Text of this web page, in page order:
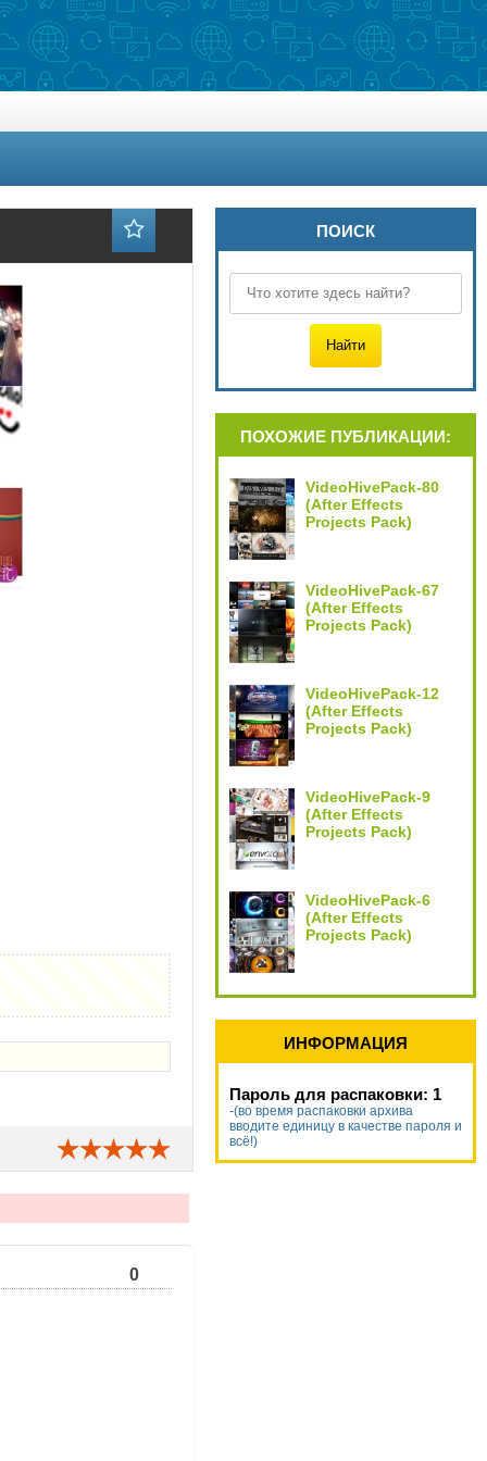
0
ПОИСК
ПОХОЖИЕ ПУБЛИКАЦИИ:
VideoHivePack-80
(After Effects
Projects Pack)
VideoHivePack-67
(After Effects
Projects Pack)
VideoHivePack-12
(After Effects
Projects Pack)
VideoHivePack-9
(After Effects
Projects Pack)
VideoHivePack-6
(After Effects
Projects Pack)
ИНФОРМАЦИЯ
Пароль для распаковки: 1
-(во время распаковки архива
вводите единицу в качестве пароля и
всё!)